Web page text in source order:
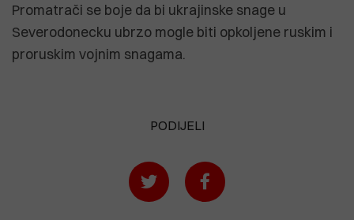
Promatrači se boje da bi ukrajinske snage u
Severodonecku ubrzo mogle biti opkoljene ruskim i
proruskim vojnim snagama.
PODIJELI